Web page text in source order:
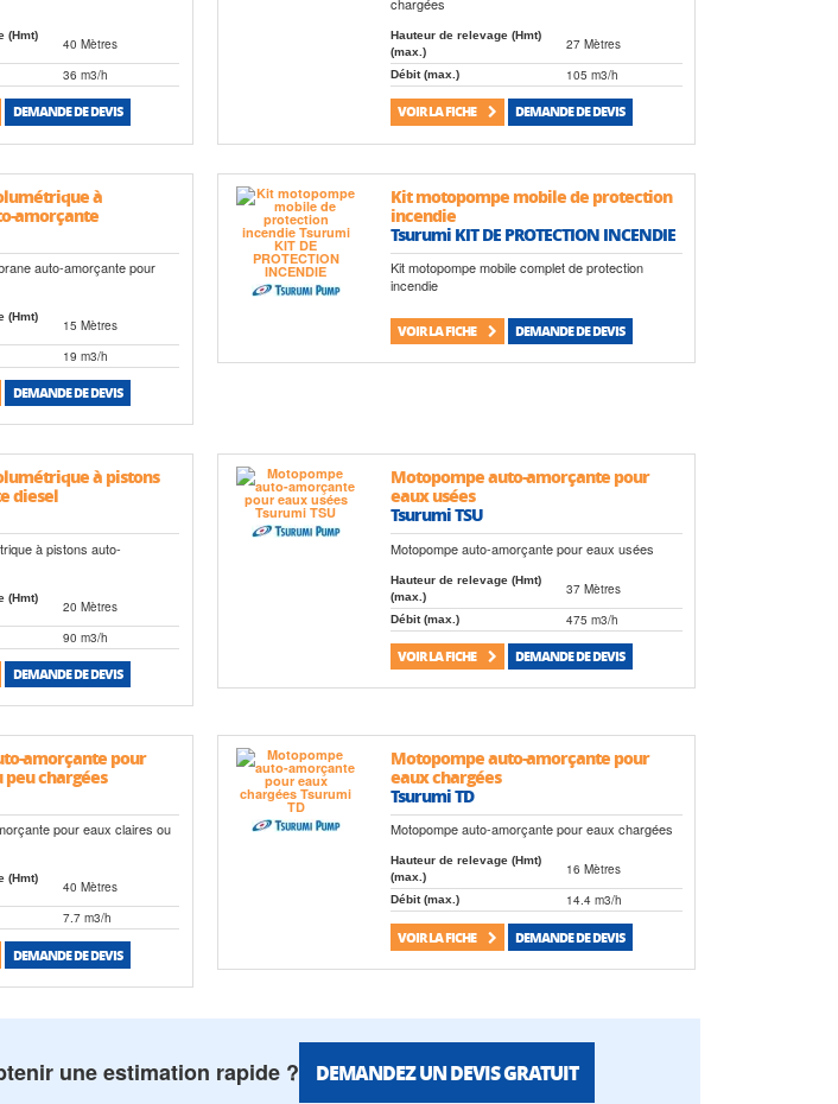
(Hmt)
40 Mètres
36 m3/h
DEMANDE DE DEVIS
Hauteur de relevage (Hmt)
(max.)
27 Mètres
Débit (max.) 105 m3/h
VOIR LA FICHE DEMANDE DE DEVIS
à
amorçante
auto-amorçante pour
(Hmt)
15 Mètres
19 m3/h
DEMANDE DE DEVIS
Kit motopompe mobile de protection
incendie
Tsurumi KIT DE PROTECTION INCENDIE
Kit motopompe mobile complet de protection
incendie
VOIR LA FICHE DEMANDE DE DEVIS
à pistons
diesel
à pistons auto-
(Hmt)
20 Mètres
90 m3/h
DEMANDE DE DEVIS
Motopompe auto-amorçante pour
eaux usées
Tsurumi TSU
Motopompe auto-amorçante pour eaux usées
Hauteur de relevage (Hmt)
(max.)
37 Mètres
Débit (max.) 475 m3/h
VOIR LA FICHE DEMANDE DE DEVIS
amorçante pour
chargées
pour eaux claires ou
(Hmt)
40 Mètres
7.7 m3/h
DEMANDE DE DEVIS
Motopompe auto-amorçante pour
eaux chargées
Tsurumi TD
Motopompe auto-amorçante pour eaux chargées
Hauteur de relevage (Hmt)
(max.)
16 Mètres
Débit (max.) 14.4 m3/h
VOIR LA FICHE DEMANDE DE DEVIS
une estimation rapide ? DEMANDEZ UN DEVIS GRATUIT